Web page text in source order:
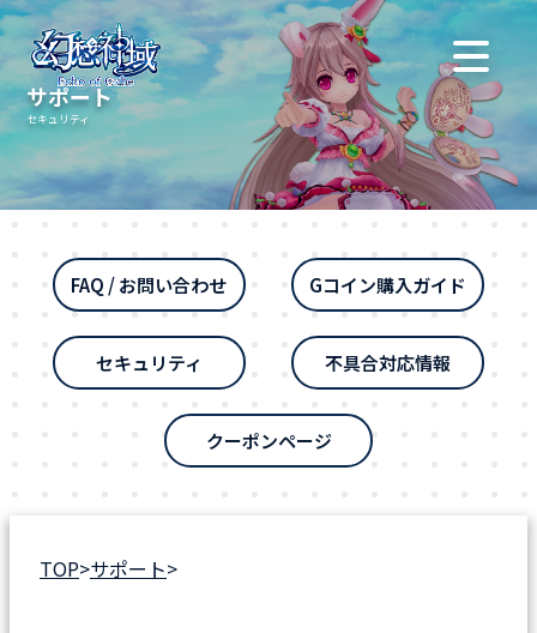
サポート
セキュリティ
FAQ / お問い合わせ Gコイン購入ガイド
セキュリティ 不具合対応情報
クーポンページ
TOP>サポート>